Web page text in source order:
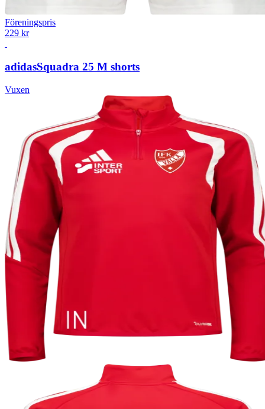
Föreningspris
229 kr
adidasSquadra 25 M shorts
Vuxen